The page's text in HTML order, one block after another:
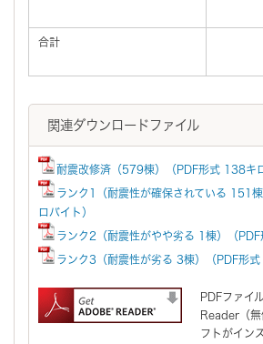
合計
関連ダウンロードファイル
耐震改修済（579棟）（PDF形式 138キ
ランク1（耐震性が確保されている 151
ロバイト）
ランク2（耐震性がやや劣る 1棟）（PDF
ランク3（耐震性が劣る 3棟）（PDF形式
PDFファイ
Reader（無
フトがイン